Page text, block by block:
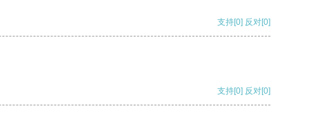
支持[0] 反对[0]
支持[0] 反对[0]